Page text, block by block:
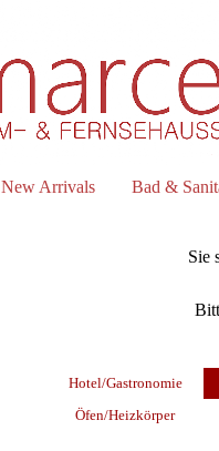
New Arrivals Bad &
Sie
Hotel/Gastronomie
Öfen/Heizkörper